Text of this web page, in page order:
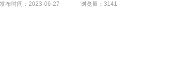
发布时间：2023-06-27 浏览量：3141